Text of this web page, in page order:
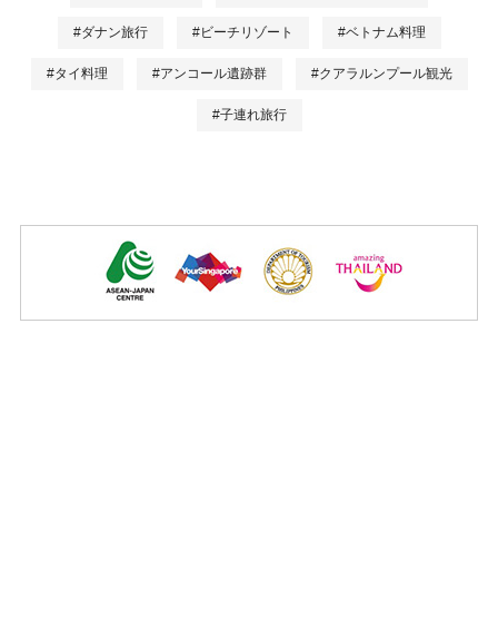
#ダナン旅行 #ビーチリゾート #ベトナム料理
#タイ料理 #アンコール遺跡群 #クアラルンプール観光
#子連れ旅行